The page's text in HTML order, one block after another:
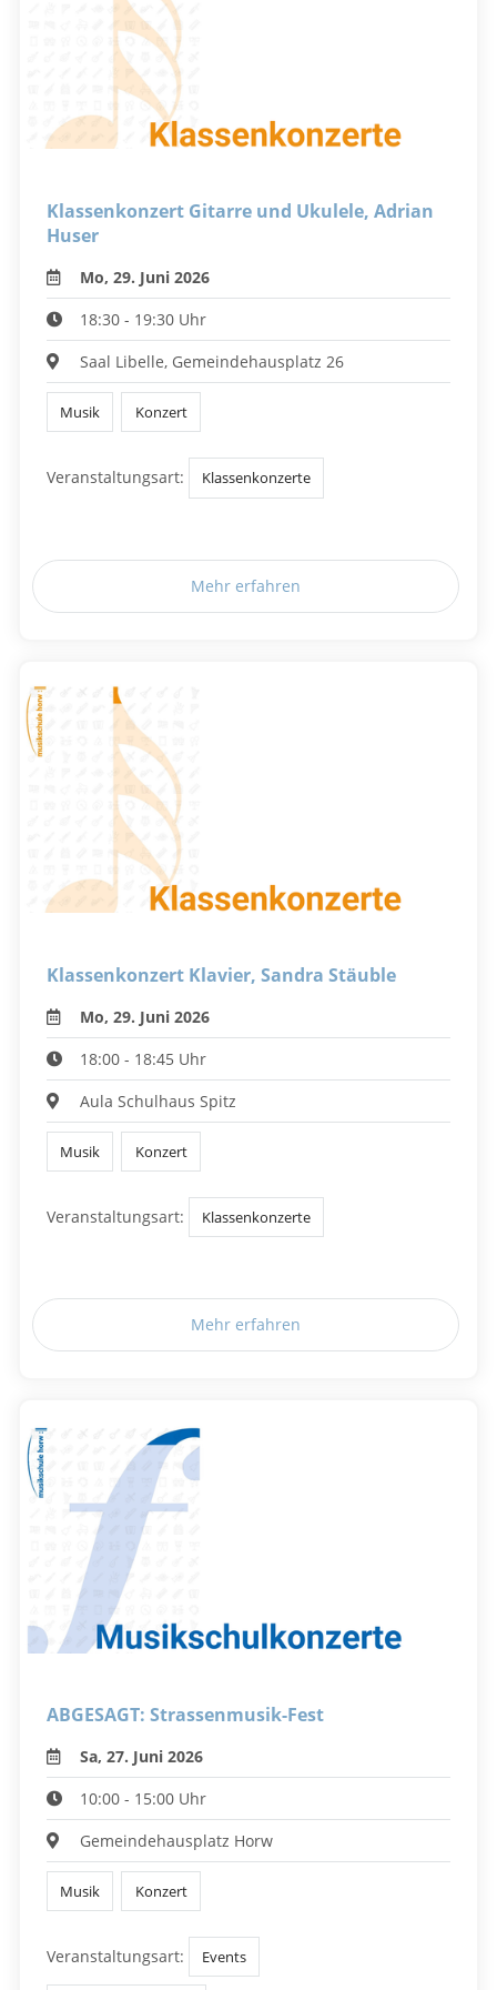
Klassenkonzert Gitarre und Ukulele, Adrian
Huser
Mo, 29. Juni 2026
18:30 - 19:30 Uhr
Saal Libelle, Gemeindehausplatz 26
Musik Konzert
Veranstaltungsart: Klassenkonzerte
Mehr erfahren
Klassenkonzert Klavier, Sandra Stäuble
Mo, 29. Juni 2026
18:00 - 18:45 Uhr
Aula Schulhaus Spitz
Musik Konzert
Veranstaltungsart: Klassenkonzerte
Mehr erfahren
ABGESAGT: Strassenmusik-Fest
Sa, 27. Juni 2026
10:00 - 15:00 Uhr
Gemeindehausplatz Horw
Musik Konzert
Veranstaltungsart: Events